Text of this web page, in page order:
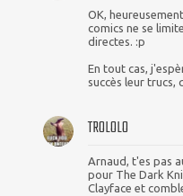
OK,
comics ne se
directes. :p
En tout cas,
succès leur trucs,
TROLOLO
Arnaud, t'es pas
pour The Dark
Clayface et